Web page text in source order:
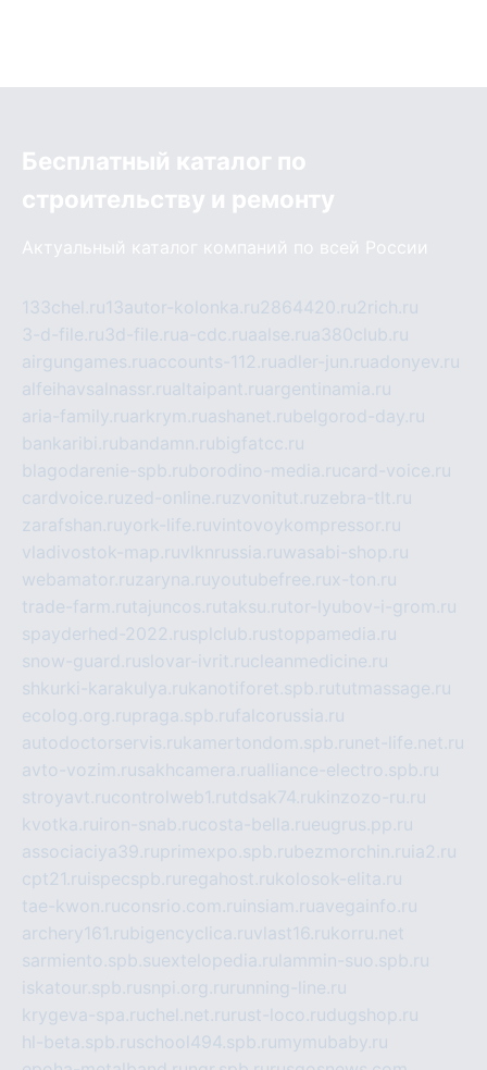
Бесплатный каталог по
строительству и ремонту
Актуальный каталог компаний по всей России
133chel.ru13autor-kolonka.ru2864420.ru2rich.ru
3-d-file.ru3d-file.rua-cdc.ruaalse.rua380club.ru
airgungames.ruaccounts-112.ruadler-jun.ruadonyev.ru
alfeihavsalnassr.rualtaipant.ruargentinamia.ru
aria-family.ruarkrym.ruashanet.rubelgorod-day.ru
bankaribi.rubandamn.rubigfatcc.ru
blagodarenie-spb.ruborodino-media.rucard-voice.ru
cardvoice.ruzed-online.ruzvonitut.ruzebra-tlt.ru
zarafshan.ruyork-life.ruvintovoykompressor.ru
vladivostok-map.ruvlknrussia.ruwasabi-shop.ru
webamator.ruzaryna.ruyoutubefree.rux-ton.ru
trade-farm.rutajuncos.rutaksu.rutor-lyubov-i-grom.ru
spayderhed-2022.rusplclub.rustoppamedia.ru
snow-guard.ruslovar-ivrit.rucleanmedicine.ru
shkurki-karakulya.rukanotiforet.spb.rututmassage.ru
ecolog.org.rupraga.spb.rufalcorussia.ru
autodoctorservis.rukamertondom.spb.ru net-life.net.ru
avto-vozim.rusakhcamera.rualliance-electro.spb.ru
stroyavt.rucontrolweb1.rutdsak74.rukinzozo-ru.ru
kvotka.ru iron-snab.rucosta-bella.rueugrus.pp.ru
associaciya39.ruprimexpo.spb.rubezmorchin.ru ia2.ru
cpt21.ru ispecspb.ru regahost.rukolosok-elita.ru
tae-kwon.ruconsrio.com.ru insiam.ruavegainfo.ru
archery161.rubigencyclica.ruvlast16.rukorru.net
sarmiento.spb.suextelopedia.ru lammin-suo.spb.ru
iskatour.spb.rusnpi.org.ru running-line.ru
krygeva-spa.ruchel.net.ru rust-loco.rudugshop.ru
hl-beta.spb.ruschool494.spb.ru mymubaby.ru